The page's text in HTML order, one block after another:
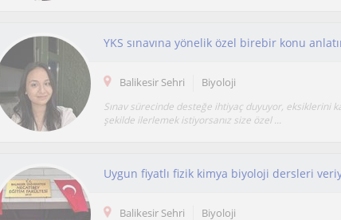
YKS sınavına yönelik özel birebir konu
Balikesir Sehri Biyoloji
Sınav sürecinde desteğe ihtiyaç duyuyor, eksiklerini
şekilde ilerlemek istiyorsanız size özel ...
Balikesir Sehri Biyoloji